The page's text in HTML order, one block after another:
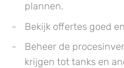
plannen.
Bekijk offertes goed
Beheer de
krijgen tot tanks en